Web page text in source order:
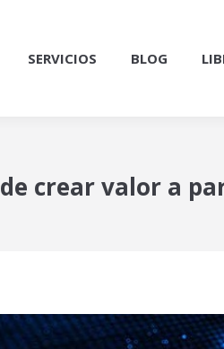
SERVICIOS BLOG
crear valor a